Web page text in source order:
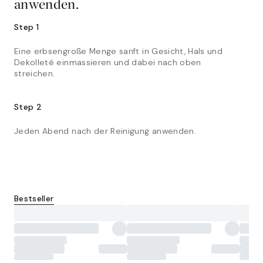
Step 1
Eine erbsengroße Menge sanft in Gesicht, Hals und
Dekolleté einmassieren und dabei nach oben
streichen.
Step 2
Jeden Abend nach der Reinigung anwenden.
Bestseller